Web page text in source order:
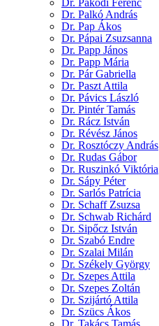
Dr. Palkó András
Dr. Pap Ákos
Dr. Pápai Zsuzsanna
Dr. Papp János
Dr. Papp Mária
Dr. Pár Gabriella
Dr. Paszt Attila
Dr. Pávics László
Dr. Pintér Tamás
Dr. Rácz István
Dr. Révész János
Dr. Rosztóczy András
Dr. Rudas Gábor
Dr. Ruszinkó Viktória
Dr. Sápy Péter
Dr. Sarlós Patrícia
Dr. Schaff Zsuzsa
Dr. Schwab Richárd
Dr. Sipőcz István
Dr. Szabó Endre
Dr. Szalai Milán
Dr. Székely György
Dr. Szepes Attila
Dr. Szepes Zoltán
Dr. Szijártó Attila
Dr. Szücs Ákos
Dr. Takács Tamás